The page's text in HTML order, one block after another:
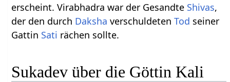
erscheint. Virabhadra war der Gesandte Shivas,
der den durch Daksha verschuldetenTod seiner
Gattin Sati rächen sollte.
Sukadev über die Göttin Kali